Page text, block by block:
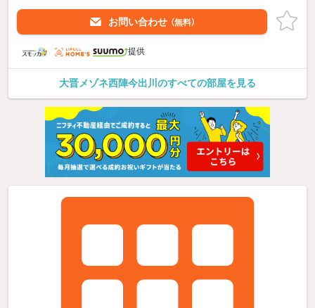
お問い合わせ （無料）
提供
大晋メゾネ西陣今出川のすべての部屋を見る